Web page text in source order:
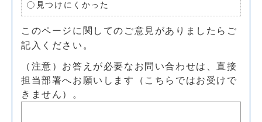
見つけにくかった
このページに関してのご意見がありましたらご
記入ください。
（注意）お答えが必要なお問い合わせは、直接
担当部署へお願いします（こちらではお受けで
きません）。